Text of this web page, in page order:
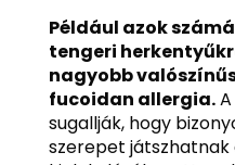
Például azok
tengeri
nagyobb
fucoidan allergia.A
sugallják, hogy
szerepet játszhatnak